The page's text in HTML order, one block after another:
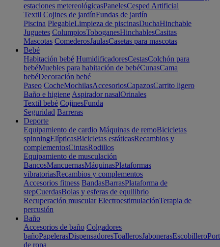
estaciones metereológicasPanelesCesped Artificial
Textil Cojines de jardínFundas de jardín
Piscina PlegableLimpieza de piscinasDuchaHinchable
Juguetes ColumpiosToboganesHinchablesCasitas
Mascotas ComederosJaulasCasetas para mascotas
Bebé
Habitación bebé HumidificadoresCestasColchón para
bebéMuebles para habitación de bebéCunasCama
bebéDecoración bebé
Paseo CocheMochilasAccesoriosCapazosCarrito ligero
Baño e higiene Aspirador nasalOrinales
Textil bebé CojinesFunda
Seguridad Barreras
Deporte
Equipamiento de cardio Máquinas de remoBicicletas
spinningElípticasBicicletas estáticasRecambios y
complementosCintasRodillos
Equipamiento de musculación
BancosMancuernasMáquinasPlataformas
vibratoriasRecambios y complementos
Accesorios fitness BandasBarrasPlataforma de
stepCuerdasBolas y esferas de equilibrio
Recuperación muscular ElectroestimulaciónTerapia de
percusión
Baño
Accesorios de baño Colgadores
bañoPapelerasDispensadoresToallerosJabonerasEscobillero
de ropa